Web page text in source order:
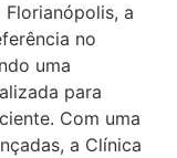
a
no
uma
para
Com uma
a Clínica